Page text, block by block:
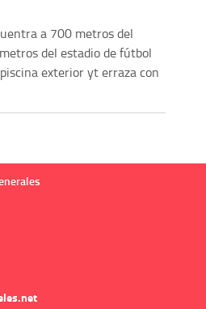
a 700 metros del
del estadio de fútbol
exterior yt erraza con